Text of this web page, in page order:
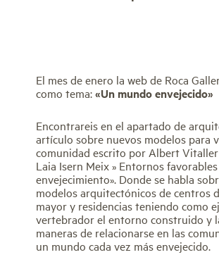
El mes de enero la web de Roca
como tema:«Un mundo envejecido»
Encontrareis en el apartado de
artículo sobre nuevos modelos para
comunidad escrito por Albert
Laia Isern Meix » Entornos
envejecimiento». Donde se habla
modelos arquitectónicos de centros
mayor y residencias teniendo como
vertebrador el entorno construido y
maneras de relacionarse en las
un mundo cada vez más envejecido.